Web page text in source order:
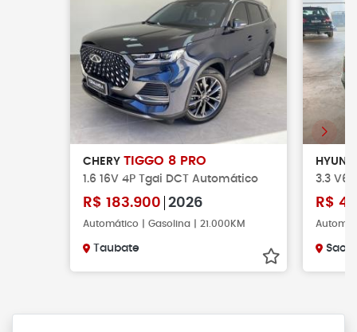
CHERY TIGGO 8 PRO
1.6 16V 4P Tgdi DCT Automático
R$ 183.900 2026
Automático | Gasolina | 21.000KM
Taubate
3.3 V6
R$
Sao